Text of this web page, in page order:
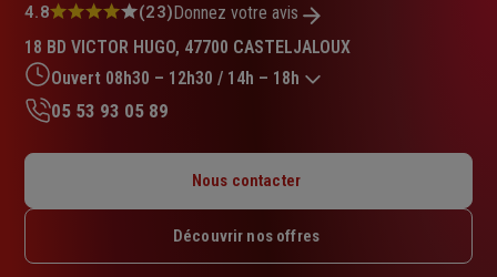
Note
4.8
sur
5
étoiles
4.8 (23)Donnez votre avis
18 BD VICTOR HUGO, 47700 CASTELJALOUX
Ouvert 08h30 – 12h30 / 14h – 18h
Mardi : 08h30 – 12h30 / 14h – 18h
Jeudi : 08h30 – 12h30 / 14h – 18h
05 53 93 05 89
Nous contacter
Découvrir nos offres